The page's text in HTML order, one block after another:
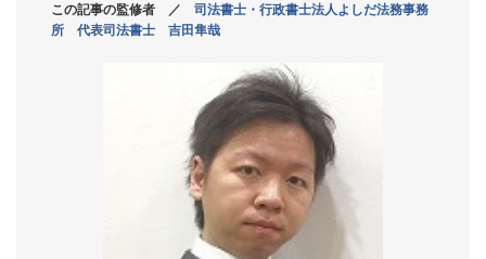
この記事の監修者 ／ 司法書士・行政書士法人よしだ法務事務
所 代表司法書士 吉田隼哉